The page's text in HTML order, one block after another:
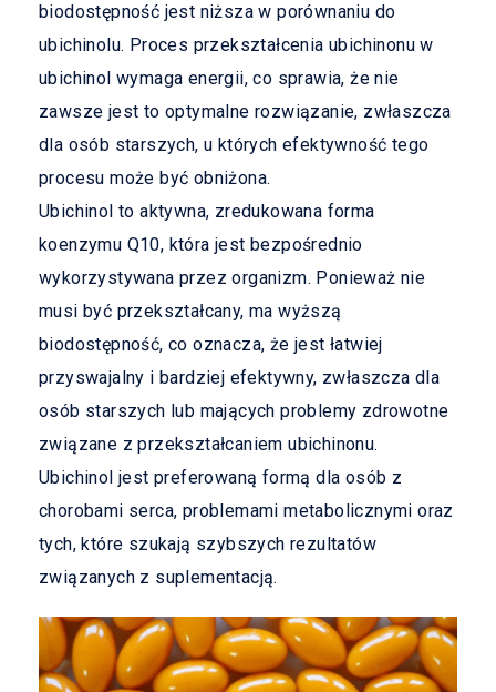
biodostępność jest niższa w porównaniu do
ubichinolu. Proces przekształcenia ubichinonu w
ubichinol wymaga energii, co sprawia, że nie
zawsze jest to optymalne rozwiązanie, zwłaszcza
dla osób starszych, u których efektywność tego
procesu może być obniżona.
Ubichinol to aktywna, zredukowana forma
koenzymu Q10, która jest bezpośrednio
wykorzystywana przez organizm. Ponieważ nie
musi być przekształcany, ma wyższą
biodostępność, co oznacza, że jest łatwiej
przyswajalny i bardziej efektywny, zwłaszcza dla
osób starszych lub mających problemy zdrowotne
związane z przekształcaniem ubichinonu.
Ubichinol jest preferowaną formą dla osób z
chorobami serca, problemami metabolicznymi oraz
tych, które szukają szybszych rezultatów
związanych z suplementacją.